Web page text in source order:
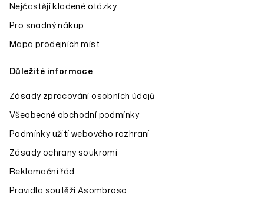
Nejčastěji kladené otázky
Pro snadný nákup
Mapa prodejních míst
Důležité informace
Zásady zpracování osobních údajů
Všeobecné obchodní podmínky
Podmínky užití webového rozhraní
Zásady ochrany soukromí
Reklamační řád
Pravidla soutěží Asombroso